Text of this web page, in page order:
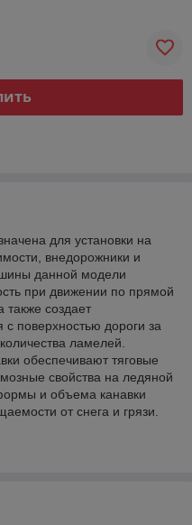
для установки на
внедорожники и
данной модели
при движении по прямой
также создает
поверхностью дороги за
ламелей.
обеспечивают тяговые
свойства на ледяной
и объема канавки
от снега и грязи.